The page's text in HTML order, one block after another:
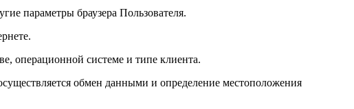
параметры браузера Пользователя.
операционной системе и типе клиента.
обмен данными и определение местоположения